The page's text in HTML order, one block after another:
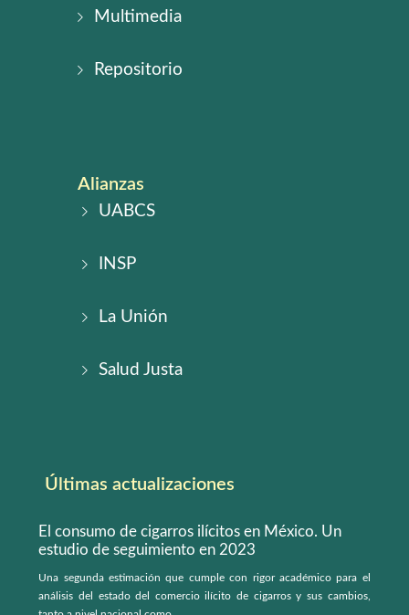
Multimedia
Repositorio
Alianzas
UABCS
INSP
La Unión
Salud Justa
Últimas actualizaciones
El consumo de cigarros ilícitos en México. Un
estudio de seguimiento en 2023
Una segunda estimación que cumple con rigor académico para el
análisis del estado del comercio ilícito de cigarros y sus cambios,